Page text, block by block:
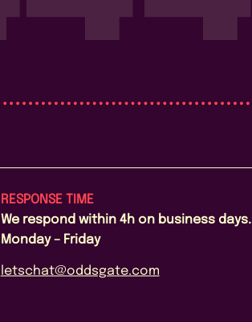
RESPONSE TIME
We respond within 4h on business days.
Monday – Friday
letschat@oddsgate.com